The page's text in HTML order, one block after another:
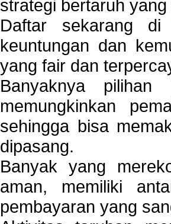
strategi bertaruh yang
Daftar sekarang di
keuntungan dan
yang fair dan
Banyaknya
memungkinkan
sehingga bisa
dipasang.
Banyak yang
aman, memiliki
pembayaran yang